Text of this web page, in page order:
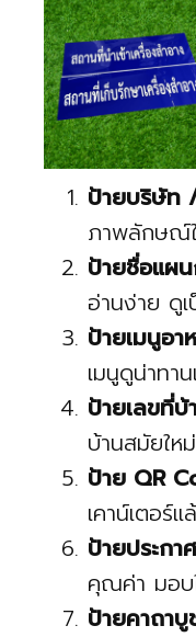
ป้ายบริษัท
ภาพลักษณ์
ป้ายชื่อแผ
อ่านง่าย ดูเ
ป้ายเมนูอา
เมนูดูน่าทา
ป้ายเลขที่
บ้านสมัยให
ป้าย QR
เคาน์เตอร์
ป้ายประก
คุณค่า มอบ
ป้ายคาถา